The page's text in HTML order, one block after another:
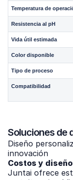
Temperatura de
Resistencia al pH
Vida útil estimada
Color disponible
Tipo de proceso
Compatibilidad
Soluciones de
Diseño
innovación
Costos y
Juntai ofrece